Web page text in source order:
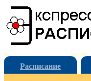
Расписание